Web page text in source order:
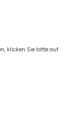
klicken Sie bitte auf